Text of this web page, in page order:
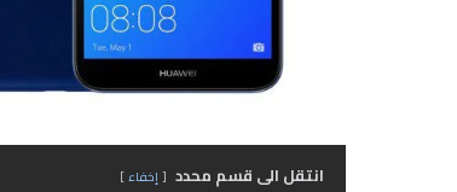
انتقل الى قسم محدد إخفاء